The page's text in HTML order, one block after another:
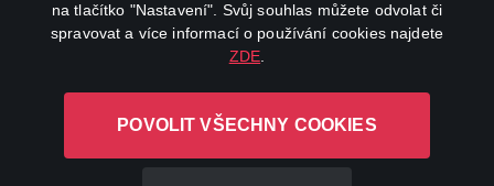
na tlačítko "Nastavení". Svůj souhlas můžete odvolat či
spravovat a více informací o používání cookies najdete
ZDE
POVOLIT VŠECHNY COOKIES
L-1246 Luxembourg R.C.S.